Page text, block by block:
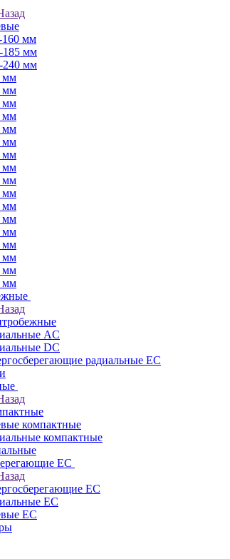
160 мм
185 мм
240 мм
мм
мм
мм
мм
мм
мм
мм
мм
мм
мм
мм
мм
мм
мм
мм
мм
мм
AC
DC
радиальные EC
компактные
компактные
EC
EC
EC
EC